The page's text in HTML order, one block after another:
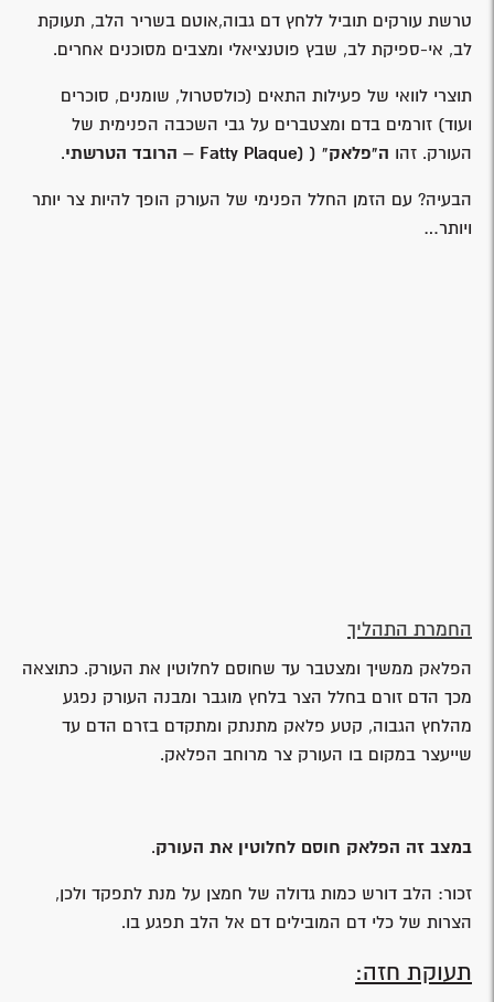
טרשת עורקים תוביל ללחץ דם גבוה,אוטם בשריר הלב, תעוקת
לב, אי-ספיקת לב, שבץ פוטנציאלי ומצבים מסוכנים אחרים.
תוצרי לוואי של פעילות התאים (כולסטרול, שומנים, סוכרים
ועוד) זורמים בדם ומצטברים על גבי השכבה הפנימית של
העורק. זהו ה"פלאק" ( (Fatty Plaque – הרובד הטרשתי.
הבעיה? עם הזמן החלל הפנימי של העורק הופך להיות צר יותר
ויותר…
החמרת התהליך
הפלאק ממשיך ומצטבר עד שחוסם לחלוטין את העורק. כתוצאה
מכך הדם זורם בחלל הצר בלחץ מוגבר ומבנה העורק נפגע
מהלחץ הגבוה, קטע פלאק מתנתק ומתקדם בזרם הדם עד
שייעצר במקום בו העורק צר מרוחב הפלאק.
במצב זה הפלאק חוסם לחלוטין את העורק.
זכור: הלב דורש כמות גדולה של חמצן על מנת לתפקד ולכן,
הצרות של כלי דם המובילים דם אל הלב תפגע בו.
תעוקת חזה: